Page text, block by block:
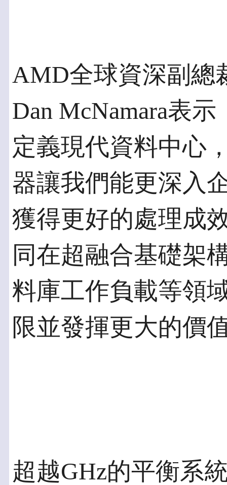
AMD全球資深副總
Dan McNamara表
定義現代資料中心
器讓我們能更深入
獲得更好的處理成
同在超融合基礎架
料庫工作負載等領
限並發揮更大的價
超越GHz的平衡系